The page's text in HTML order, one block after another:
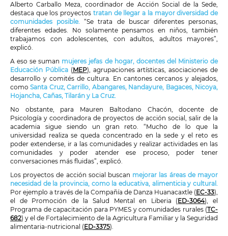
Alberto Carballo Meza, coordinador de Acción Social de la Sede,
destaca que los proyectos tratan de llegar a la mayor diversidad de
comunidades posible. “Se trata de buscar diferentes personas,
diferentes edades. No solamente pensamos en niños, también
trabajamos con adolescentes, con adultos, adultos mayores”,
explicó.
A eso se suman mujeres jefas de hogar, docentes del Ministerio de
Educación Pública(MEP), agrupaciones artísticas, asociaciones de
desarrollo y comités de cultura. En cantones cercanos y alejados,
como Santa Cruz, Carrillo, Abangares, Nandayure, Bagaces, Nicoya,
Hojancha, Cañas, Tilarán y La Cruz.
No obstante, para Mauren Baltodano Chacón, docente de
Psicología y coordinadora de proyectos de acción social, salir de la
academia sigue siendo un gran reto. “Mucho de lo que la
universidad realiza se queda concentrado en la sede y el reto es
poder extenderse, ir a las comunidades y realizar actividades en las
comunidades y poder atender ese proceso, poder tener
conversaciones más fluidas”, explicó.
Los proyectos de acción social buscan mejorar las áreas de mayor
necesidad de la provincia, como la educativa, alimenticia y cultural.
Por ejemplo a través de la Compañía de Danza Huanacaxtle (EC-33),
el de Promoción de la Salud Mental en Liberia (ED-3064), el
Programa de capacitación para PYMES y comunidades rurales (TC-
682) y el de Fortalecimiento de la Agricultura Familiar y la Seguridad
alimentaria-nutricional (ED-3375).